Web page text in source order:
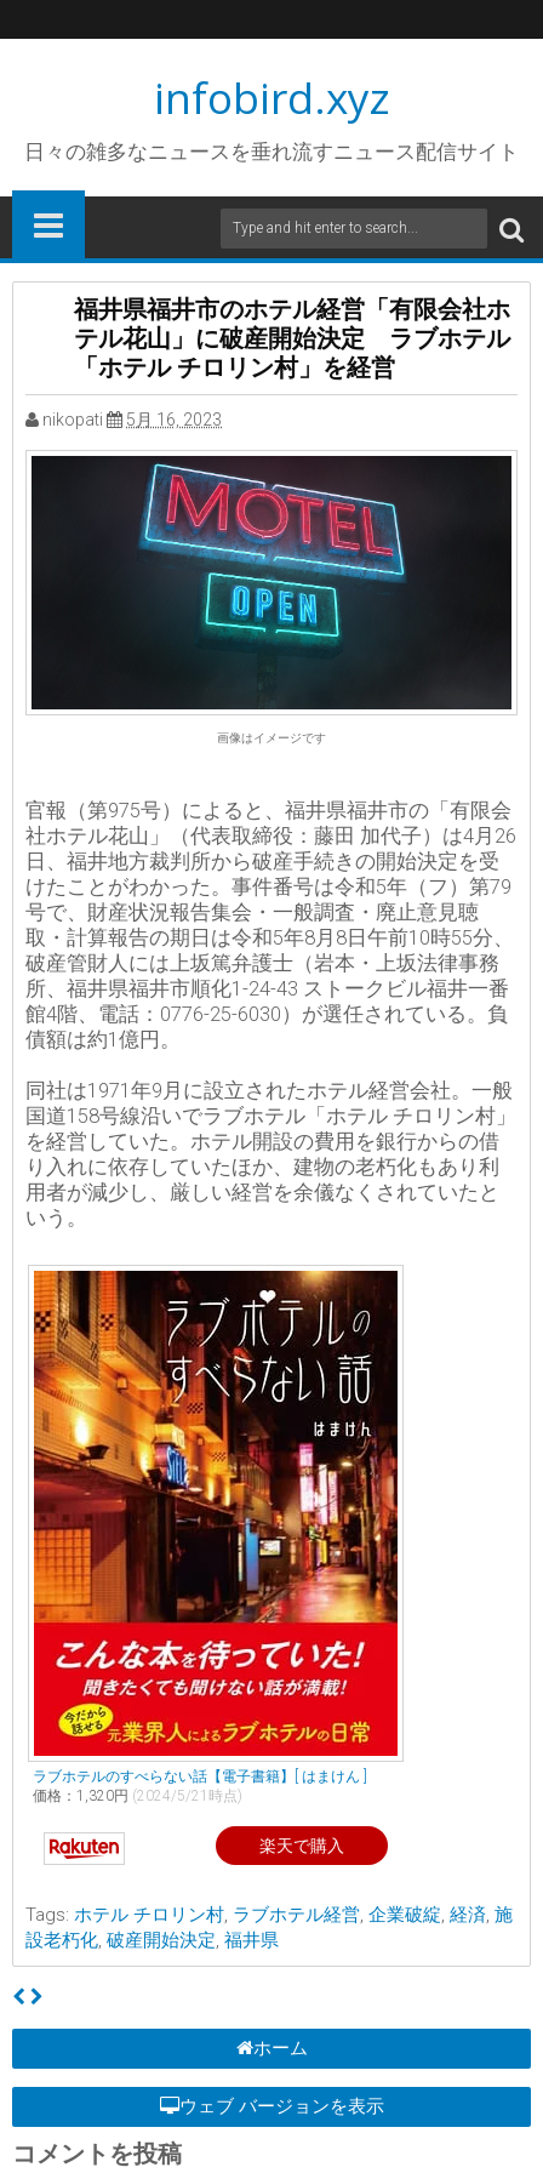
infobird.xyz
日々の雑多なニュースを垂れ流すニュース配信サイト
福井県福井市のホテル経営「有限会社ホ
テル花山」に破産開始決定 ラブホテル
「ホテル チロリン村」を経営
nikopati 5月 16, 2023
画像はイメージです
官報（第975号）によると、福井県福井市の「有限会
社ホテル花山」（代表取締役：藤田 加代子）は4月26
日、福井地方裁判所から破産手続きの開始決定を受
けたことがわかった。事件番号は令和5年（フ）第79
号で、財産状況報告集会・一般調査・廃止意見聴
取・計算報告の期日は令和5年8月8日午前10時55分、
破産管財人には上坂篤弁護士（岩本・上坂法律事務
所、福井県福井市順化1-24-43 ストークビル福井一番
館4階、電話：0776-25-6030）が選任されている。負
債額は約1億円。
同社は1971年9月に設立されたホテル経営会社。一般
国道158号線沿いでラブホテル「ホテル チロリン村」
を経営していた。ホテル開設の費用を銀行からの借
り入れに依存していたほか、建物の老朽化もあり利
用者が減少し、厳しい経営を余儀なくされていたと
いう。
ラブホテルのすべらない話【電子書籍】[ はまけん ]
価格：1,320円 (2024/5/21時点)
楽天で購入
Tags: ホテル チロリン村, ラブホテル経営, 企業破綻, 経済, 施
設老朽化, 破産開始決定, 福井県
ホーム
ウェブ バージョンを表示
コメントを投稿